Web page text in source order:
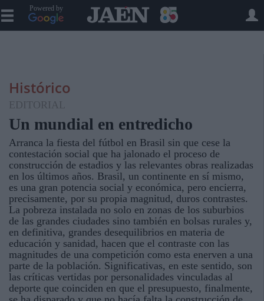
Powered by
Histórico
EDITORIAL
Un mundial en entredicho
Arranca la fiesta del fútbol en Brasil sin que cese la
contestación social que ha jalonado el proceso de
construcción de estadios y las relevantes obras realizadas
en los últimos años. Brasil, un continente en sí mismo,
es una gran potencia social y económica, pero encierra,
precisamente, por su propia magnitud, duros contrastes.
La pobreza instalada no solo en zonas de los suburbios
de las grandes ciudades sino también en bolsas rurales y,
en definitiva, grandes desequilibrios en materia de
educación y sanidad, hacen que el contraste con las
magnitudes de una competición como esta enerven a una
parte de la población. Significativas, en este sentido, son
las críticas vertidas por personalidades vinculadas al
deporte que coinciden en que el presupuesto, finalmente,